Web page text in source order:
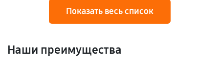
Показать весь список
Наши преимущества